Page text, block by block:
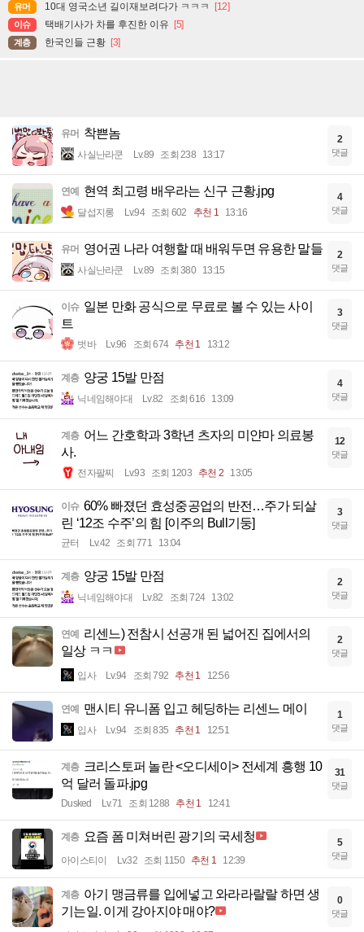
유머 10대 영국소년 길이재보려다가 ㅋㅋㅋ [12]
이슈 택배기사가 차를 후진한 이유 [5]
계층 한국인들 근황 [3]
유머 착쁜놈
사실난라쿤 Lv.89 조회 238 13:17
2
댓글
연예 현역 최고령 배우라는 신구 근황.jpg
달섭지롱 Lv.94 조회 602 추천 1 13:16
4
댓글
유머 영어권 나라 여행할 때 배워두면 유용한 말들
사실난라쿤 Lv.89 조회 380 13:15
2
댓글
이슈 일본 만화 공식으로 무료로 볼 수 있는 사이
트
벗바 Lv.96 조회 674 추천 1 13:12
3
댓글
계층 양궁 15발 만점
닉네임해야대 Lv.82 조회 616 13:09
4
댓글
계층 어느 간호학과 3학년 츠자의 미얀마 의료봉
사.
전자팔찌 Lv.93 조회 1203 추천 2 13:05
12
댓글
이슈 60% 빠졌던 효성중공업의 반전…주가 되살
린 ‘12조 수주’의 힘 [이주의 Bull기둥]
균터 Lv.42 조회 771 13:04
3
댓글
계층 양궁 15발 만점
닉네임해야대 Lv.82 조회 724 13:02
2
댓글
연예
리센느) 전참시 선공개 된 넓어진 집에서의
일상 ㅋㅋ
입사 Lv.94 조회 792 추천 1 12:56
2
댓글
연예 맨시티 유니폼 입고 헤딩하는 리센느 메이
입사 Lv.94 조회 835 추천 1 12:51
1
댓글
계층 크리스토퍼 놀란 <오디세이> 전세계 흥행 10
억 달러 돌파.jpg
Dusked Lv.71 조회 1288 추천 1 12:41
31
댓글
계층 요즘 폼 미쳐버린 광기의 국세청
아이스티이 Lv.32 조회 1150 추천 1 12:39
5
댓글
계층 아기 맹금류를 입에넣고 와라라랄랄 하면 생
기는일. 이게 강아지야 매야?
0
댓글